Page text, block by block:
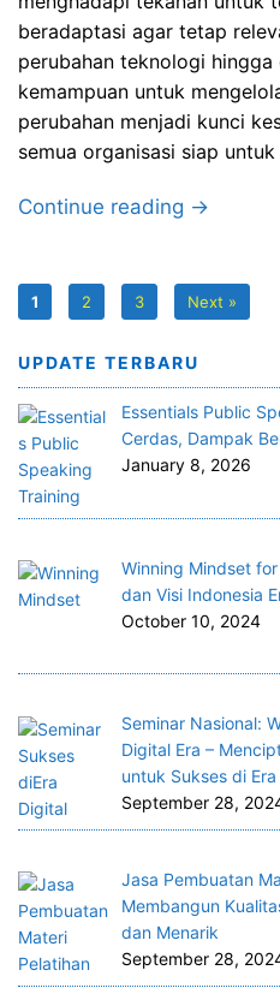
beradaptasi agar tetap
perubahan teknologi hingga
kemampuan untuk
perubahan menjadi kunci
semua organisasi siap
Continue reading →
1 2 3 Next »
UPDATE TERBARU
Essentials Public
Cerdas, Dampak
January 8, 2026
Winning Mindset
dan Visi Indonesia
October 10, 2024
Seminar Nasional:
Digital Era –
untuk Sukses di
September 28,
Jasa Pembuatan
Membangun
dan Menarik
September 28,